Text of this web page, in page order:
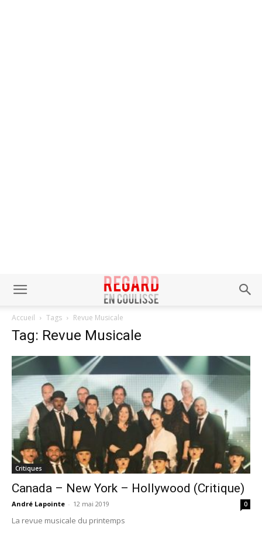
Accueil Tags Revue Musicale
Tag: Revue Musicale
Critiques
Canada – New York – Hollywood (Critique)
André Lapointe - 12 mai 2019 0
La revue musicale du printemps